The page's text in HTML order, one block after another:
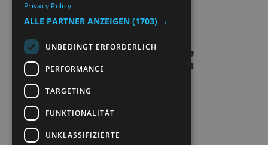
KONTAKT
Privacy Policy
ALLE PARTNER ANZEIGEN (1703) →
UNBEDINGT ERFORDERLICH
PERFORMANCE
TARGETING
FUNKTIONALITÄT
UNKLASSIFIZIERTE